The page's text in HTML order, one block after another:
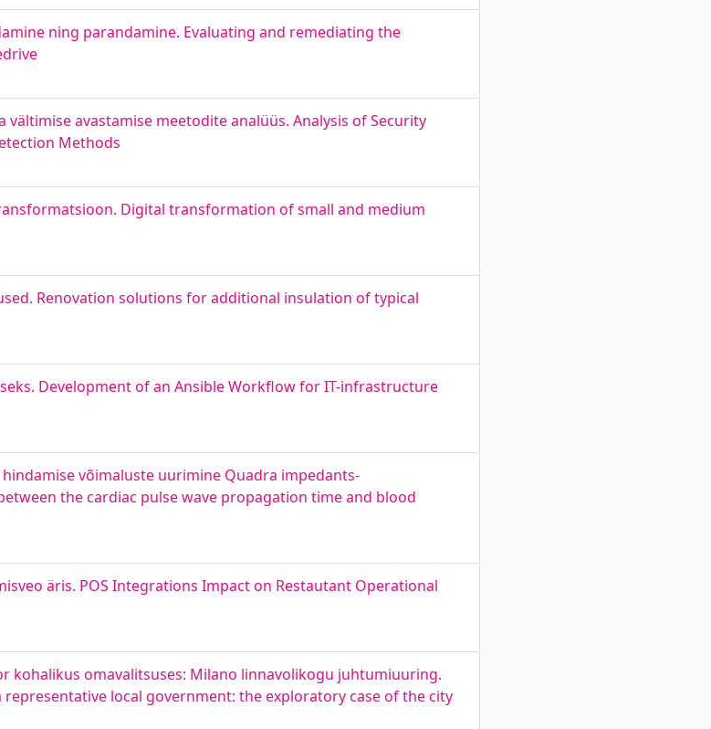
ning parandamine. Evaluating and remediating the
avastamise meetodite analüüs. Analysis of Security
Methods
Digital transformation of small and medium
Renovation solutions for additional insulation of typical
Development of an Ansible Workflow for IT-infrastructure
võimaluste uurimine Quadra impedants-
the cardiac pulse wave propagation time and blood
äris. POS Integrations Impact on Restautant Operational
kohalikus omavalitsuses: Milano linnavolikogu juhtumiuuring.
local government: the exploratory case of the city